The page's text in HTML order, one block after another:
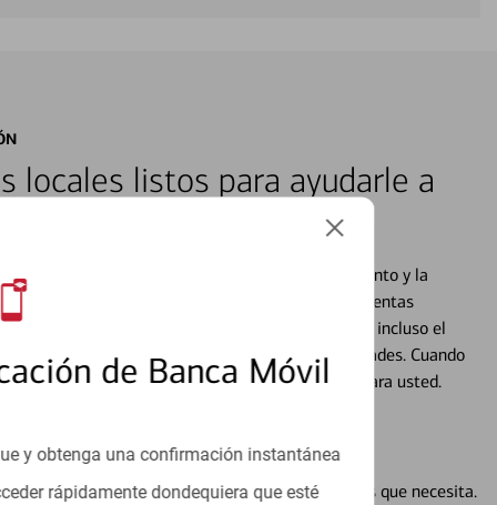
de Banca Móvil
y obtenga una confirmación instantánea
rápidamente dondequiera que esté
locales listos para ayudarle a
que se centran en proporcionar el asesoramiento y la
situación en su vida financiera. Desde sus cuentas
grandes compras, la planificación para su futuro, e incluso el
su futuro se mueve de acuerdo con sus necesidades. Cuando
con usted en un momento que sea adecuado para usted.
línea puede ayudar a proporcionar las respuestas que necesita.